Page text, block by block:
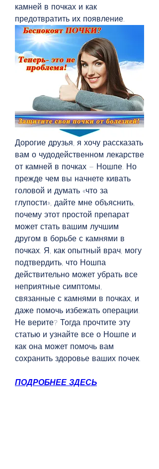
камней в почках и как
предотвратить их появление.
Дорогие друзья, я хочу рассказать
вам о чудодейственном лекарстве
от камней в почках – Ношпе. Но
прежде чем вы начнете кивать
головой и думать «что за
глупости», дайте мне объяснить,
почему этот простой препарат
может стать вашим лучшим
другом в борьбе с камнями в
почках. Я, как опытный врач, могу
подтвердить, что Ношпа
действительно может убрать все
неприятные симптомы,
связанные с камнями в почках, и
даже помочь избежать операции.
Не верите? Тогда прочтите эту
статью и узнайте все о Ношпе и
как она может помочь вам
сохранить здоровье ваших почек.
ПОДРОБНЕЕ ЗДЕСЬ